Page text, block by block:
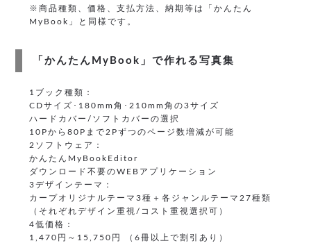
※商品種類、価格、支払方法、納期等は「かんたん
MyBook」と同様です。
「かんたんMyBook」で作れる写真集
1ブック種類：
CDサイズ･180mm角･210mm角の3サイズ
ハードカバー/ソフトカバーの選択
10Pから80Pまで2Pずつのページ数増減が可能
2ソフトウェア：
かんたんMyBookEditor
ダウンロード不要のWEBアプリケーション
3デザインテーマ：
カープオリジナルテーマ3種＋各ジャンルテーマ27種類
（それぞれデザイン重視/コスト重視選択可）
4低価格：
1,470円～15,750円 （6冊以上で割引あり）